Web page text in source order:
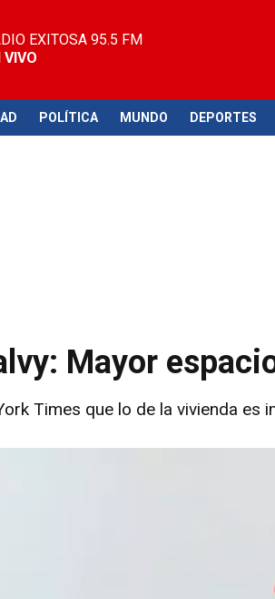
EXITOSA 95.5 FM
VIVO
POLÍTICA MUNDO DEPORTES
Mayor
Times que lo de la vivienda es